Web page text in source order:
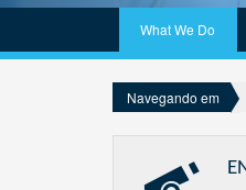
What We Do
Navegando em